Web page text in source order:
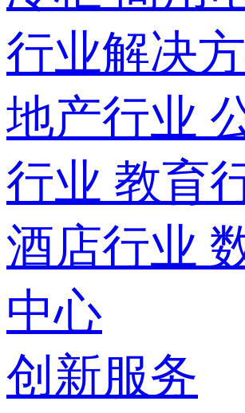
行业解决
地产行业
行业 教育
酒店行业
中心
创新服务